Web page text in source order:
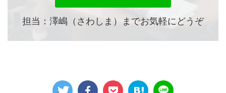
担当：澤嶋（さわしま）までお気軽にどうぞ